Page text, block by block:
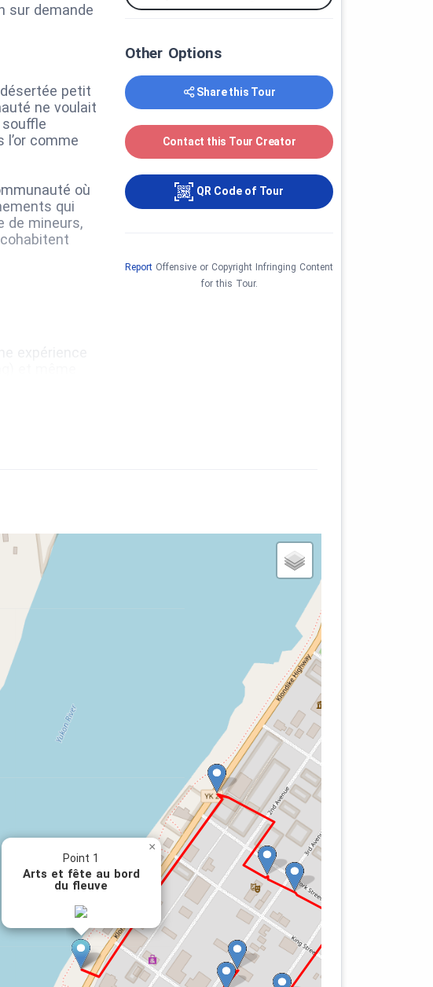
sur demande
petit
ne voulait
souffle
comme
où
qui
de mineurs,
expérience
Other Options
Share this Tour
Contact this Tour Creator
QR Code of Tour
Report Offensive or Copyright Infringing Content
for this Tour.
Point 1
Arts et fête au bord
du fleuve
×